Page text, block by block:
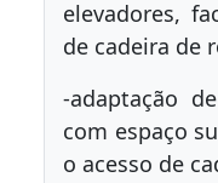
elevadores,
de cadeira de
-adaptação
com espaço
o acesso de